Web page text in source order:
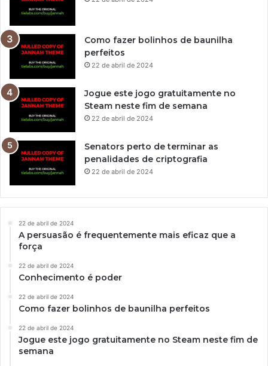
Como fazer bolinhos de baunilha
perfeitos
22 de abril de 2024
Jogue este jogo gratuitamente no
Steam neste fim de semana
22 de abril de 2024
Senators perto de terminar as
penalidades de criptografia
22 de abril de 2024
22 de abril de 2024
A persuasão é frequentemente mais eficaz que a
força
22 de abril de 2024
Conhecimento é poder
22 de abril de 2024
Como fazer bolinhos de baunilha perfeitos
22 de abril de 2024
Jogue este jogo gratuitamente no Steam neste fim de
semana